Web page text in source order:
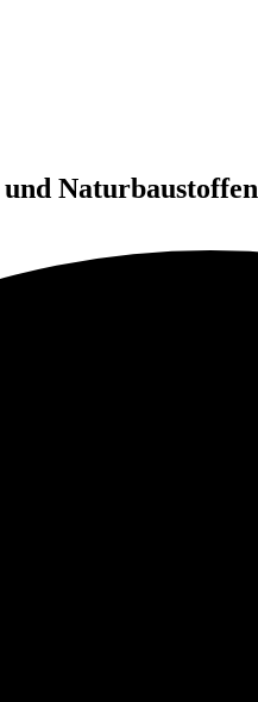
Naturbaustoffen